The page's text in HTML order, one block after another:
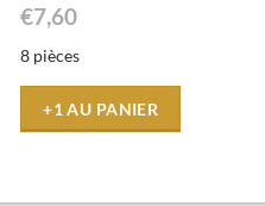
€7,60
8 pièces
+1 AU PANIER